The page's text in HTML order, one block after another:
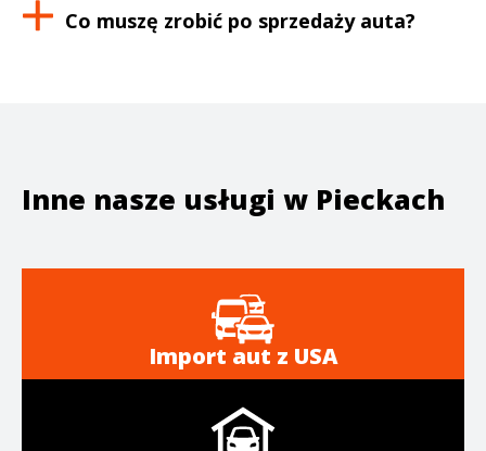
Co muszę zrobić po sprzedaży auta?
Inne nasze usługi w Pieckach
Import aut z USA